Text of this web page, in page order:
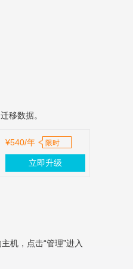
移数据。
¥540/年 限时
立即升级
机，点击“管理”进入